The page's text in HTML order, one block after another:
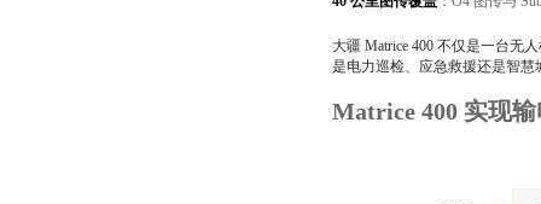
大疆 Matrice 400 不仅是一台无
是电力巡检、应急救援还是智慧
Matrice 400 实现